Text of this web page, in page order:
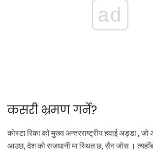
ad
कसरी भ्रमण गर्ने?
कोस्टा रिका को मुख्य अन्तरराष्ट्रीय हवाई अड्डा ,
आउछ, देश को राजधानी मा स्थित छ, सैन जोस ।